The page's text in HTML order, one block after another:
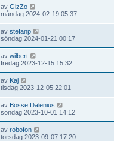
av GizZo
måndag 2024-02-19 05:37
av stefanp
söndag 2024-01-21 00:17
av wilbert
fredag 2023-12-15 15:32
av Kaj
tisdag 2023-12-05 22:01
av Bosse Dalenius
söndag 2023-10-01 14:12
av robofon
torsdag 2023-09-07 17:20